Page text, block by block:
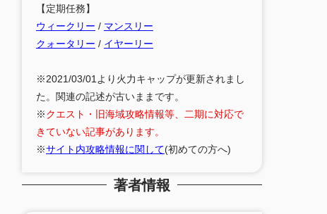
【定期任務】
ウィークリー / マンスリー
クォータリー / イヤーリー
※2021/03/01より火力キャップが更新されまし
た。関連の記述が古いままです。
※クエスト・旧海域攻略情報等、二期に対応で
きていない記事があります。
※サイト内攻略情報に関して(初めての方へ)
著者情報